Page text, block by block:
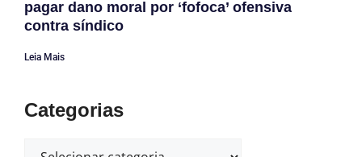
pagar dano moral por ‘fofoca’ ofensiva
contra síndico
Leia Mais
Categorias